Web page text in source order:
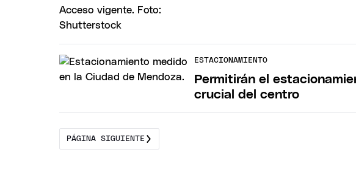
ESTACIONAMIENTO
Permitirán el
crucial del centro
PÁGINA SIGUIENTE